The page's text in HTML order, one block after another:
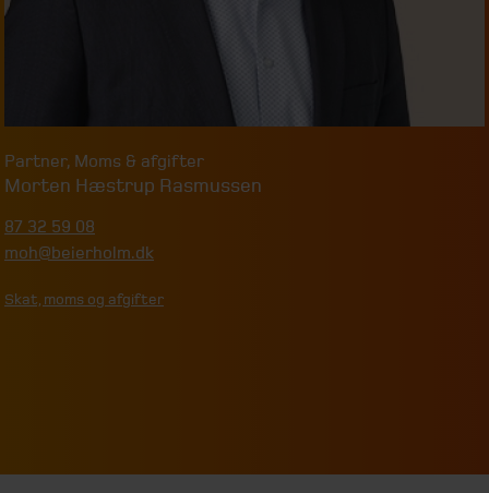
Partner, Moms & afgifter
Morten Hæstrup Rasmussen
87 32 59 08
moh@beierholm.dk
Skat, moms og afgifter